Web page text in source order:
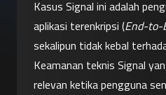
Kasus Signal ini adalah
aplikasi terenkripsi (End-to-
sekalipun tidak kebal
Keamanan teknis Signal
relevan ketika pengguna